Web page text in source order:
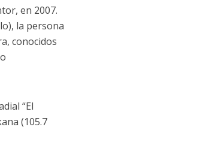
en 2007.
la persona
conocidos
“El
(105.7